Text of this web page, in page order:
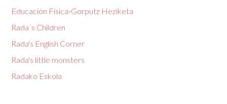
Educación Física-Gorputz Heziketa
Rada´s Children
Rada's English Corner
Rada's little monsters
Radako Eskola